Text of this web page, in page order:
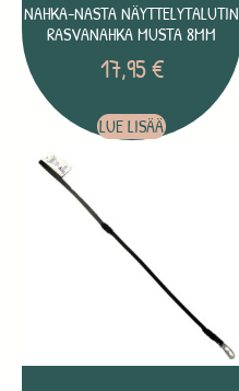
NAHKA-NASTA NÄYTTELYTALUTIN
RASVANAHKA MUSTA 8MM
17,95€
LUE LISÄÄ